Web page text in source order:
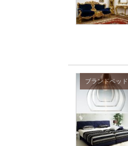
ブランドベッド